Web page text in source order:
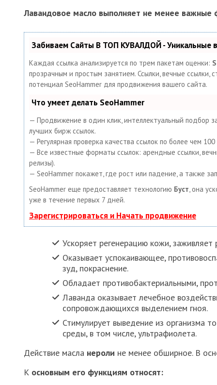
Лавандовое масло выполняет не менее важные
Забиваем Сайты В ТОП КУВАЛДОЙ - Уникальные
Каждая ссылка анализируется по трем пакетам оценки:
прозрачным и простым занятием. Ссылки, вечные ссылки,
потенциал SeoHammer для продвижения вашего сайта.
Что умеет делать SeoHammer
— Продвижение в один клик, интеллектуальный подбор
лучших бирж ссылок.
— Регулярная проверка качества ссылок по более чем
— Все известные форматы ссылок: арендные ссылки,
релизы).
— SeoHammer покажет, где рост или падение, а также
SeoHammer еще предоставляет технологию Буст, она
уже в течение первых 7 дней.
Зарегистрироваться и Начать продвижение
Ускоряет регенерацию кожи,
Оказывает успокаивающее,
зуд, покраснение.
Обладает противобактериальными,
Лаванда оказывает лечебное
сопровождающихся выделением гноя.
Стимулирует выведение из организма
среды, в том числе, ультрафиолета.
Действие масла нероли не менее обширное. В
К основным его функциям относят: